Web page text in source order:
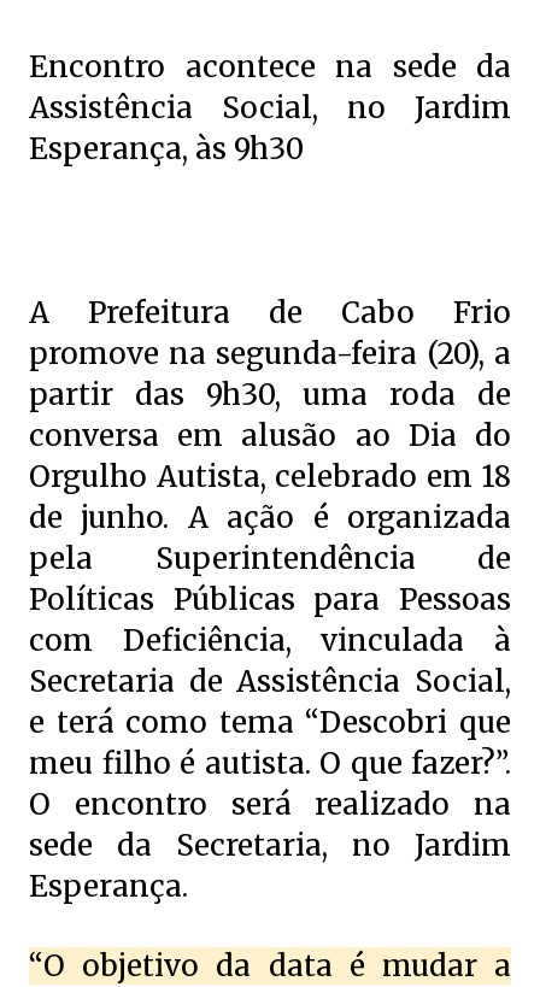
Encontro acontece na sede da
Assistência Social, no Jardim
Esperança, às 9h30
A Prefeitura de Cabo Frio
promove na segunda-feira (20), a
partir das 9h30, uma roda de
conversa em alusão ao Dia do
Orgulho Autista, celebrado em 18
de junho. A ação é organizada
pela Superintendência de
Políticas Públicas para Pessoas
com Deficiência, vinculada à
Secretaria de Assistência Social,
e terá como tema “Descobri que
meu filho é autista. O que fazer?”.
O encontro será realizado na
sede da Secretaria, no Jardim
Esperança.
“O objetivo da data é mudar a